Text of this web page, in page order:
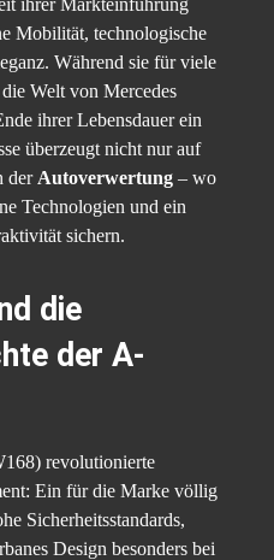
Mobilität, technologische
Während sie für viele
Welt von Mercedes
ihrer Lebensdauer ein
überzeugt nicht nur auf
der Autoverwertung – wo
Technologien und ein
sichern.
die
der A-
revolutionierte
Ein für die Marke völlig
Sicherheitsstandards,
Design besonders bei